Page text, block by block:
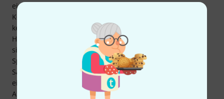
einem anderen Mikrofon (RHODE-RDNT1A-
Kondensatormikrofon) nicht auftreten. Das Mikrofon hat
keine echte Nierencharakteristik: Sie können
Hintergrundgeräusche hören, wenn welche vorhanden
sind. Darüber hinaus hat das Mikrofon ein „kapriziöses“
Spektrum: schmal und sehr schwer an die Ergonomie des
Sängers anzupassen. Aber mit etwas Übung wird es zu
einem hervorragenden und treuen Gesangsbegleiter.
Abgesehen von den Höhen und dem kapriziösen Spektrum